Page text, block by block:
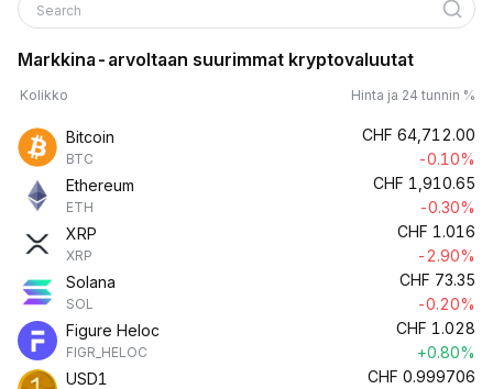
Search
Markkina-arvoltaan suurimmat kryptovaluutat
Kolikko Hinta ja 24 tunnin %
Bitcoin
BTC
CHF 64,712.00
-0.10%
Ethereum
ETH
CHF 1,910.65
-0.30%
XRP
XRP
CHF 1.016
-2.90%
Solana
SOL
CHF 73.35
-0.20%
Figure Heloc
FIGR_HELOC
CHF 1.028
+0.80%
USD1
CHF 0.999706